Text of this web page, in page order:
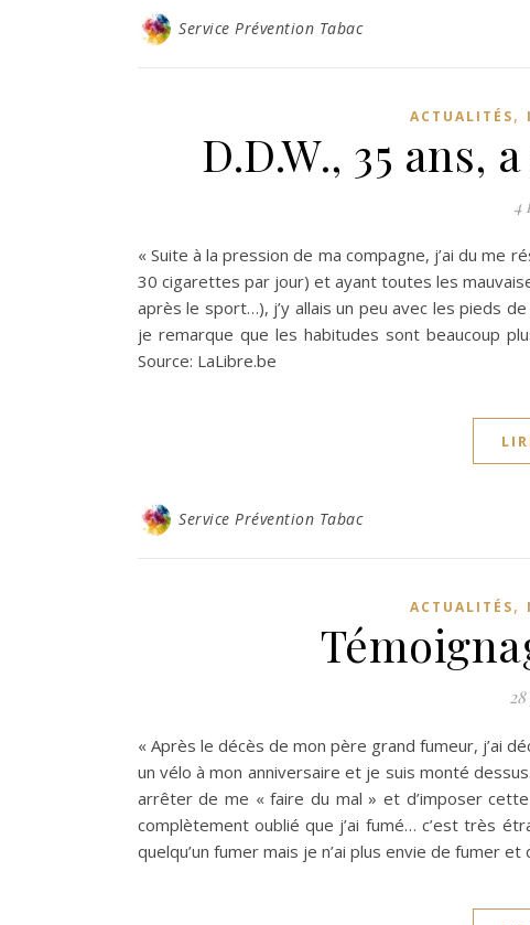
Service Prévention Tabac
ACTUALITÉS,
D.D.W., 35 ans,
4
« Suite à la pression de ma compagne, j’ai du
30 cigarettes par jour) et ayant toutes les
après le sport…), j’y allais un peu avec les pieds
je remarque que les habitudes sont beaucoup
Source: LaLibre.be
Service Prévention Tabac
ACTUALITÉS,
« Après le décès de mon père grand fumeur, j’ai
un vélo à mon anniversaire et je suis monté
arrêter de me « faire du mal » et d’imposer cette
complètement oublié que j’ai fumé… c’est très
quelqu’un fumer mais je n’ai plus envie de fumer